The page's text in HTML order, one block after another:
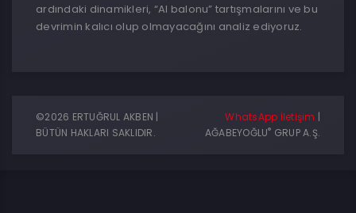
ardındaki dinamikleri, “AI balonu” tartışmalarını ve bu
devrimin kalıcı olup olmayacağını analiz ediyoruz.
©2026 ERTUĞRUL AKBEN |
BÜTÜN HAKLARI SAKLIDIR.
WhatsApp İletişim |
AĞABEYOĞLU® GRUP A.Ş.